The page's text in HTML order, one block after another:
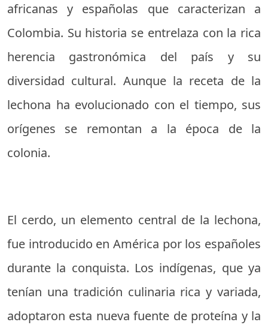
africanas y españolas que caracterizan a
Colombia. Su historia se entrelaza con la rica
herencia gastronómica del país y su
diversidad cultural. Aunque la receta de la
lechona ha evolucionado con el tiempo, sus
orígenes se remontan a la época de la
colonia.
El cerdo, un elemento central de la lechona,
fue introducido en América por los españoles
durante la conquista. Los indígenas, que ya
tenían una tradición culinaria rica y variada,
adoptaron esta nueva fuente de proteína y la